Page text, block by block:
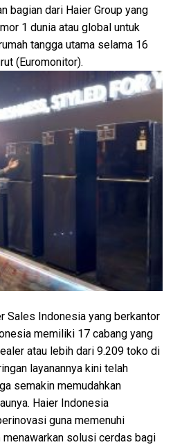
bagian dari Haier Group yang
1 dunia atau global untuk
tangga utama selama 16
(Euromonitor).
Sales Indonesia yang berkantor
memiliki 17 cabang yang
atau lebih dari 9.209 toko di
layanannya kini telah
semakin memudahkan
Haier Indonesia
guna memenuhi
menawarkan solusi cerdas bagi